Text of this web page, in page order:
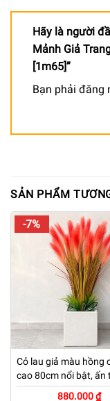
Hãy là người
Mảnh Giả
[1m65]”
Bạn phải đăng
SẢN PHẨM
-7%
Cỏ lau giả màu hồng
cao 80cm nổi bật, ấn
kèm chậu đá mài
880.000 ₫